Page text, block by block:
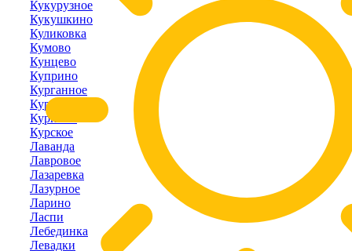
Кукурузное
Кукушкино
Куликовка
Кумово
Кунцево
Куприно
Курганное
Курортное
Курпаты
Курское
Лаванда
Лавровое
Лазаревка
Лазурное
Ларино
Ласпи
Лебединка
Левадки